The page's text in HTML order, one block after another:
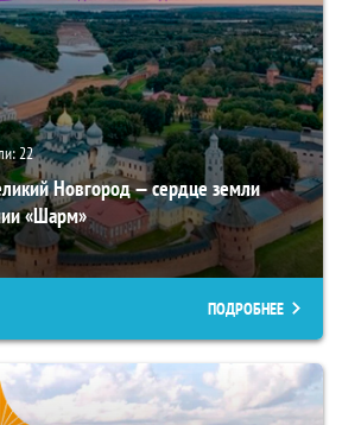
22
Новгород — сердце земли
«Шарм»
ПОДРОБНЕЕ